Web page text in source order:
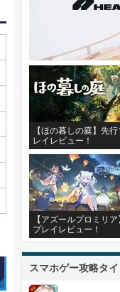
【ほの暮しの庭】先行
レイレビュー！
【アズールプロミリア
プレイレビュー！
スマホゲー攻略タ